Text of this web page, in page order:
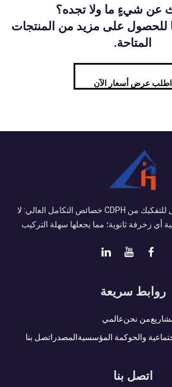
عن شيءٍ ما ولا تجده؟
للحصول على مزيد من المنتجات
المتاحة.
اطلب عرض أسعار الآن
لدى منزل الحاوية القابل للتفكيك من CDPH خصائص التكامل العالي: لا
أي زخرفة ثانوية؛ مما يجعلها سهلة التركيب
روابط سريعة
من نحنعالمي
والحوكمة المؤسسيةالمصدر اتصل بنا
اتصل بنا